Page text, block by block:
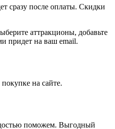
сразу после оплаты. Скидки
аттракционы, добавьте
придет на ваш email.
на сайте.
поможем. Выгодный